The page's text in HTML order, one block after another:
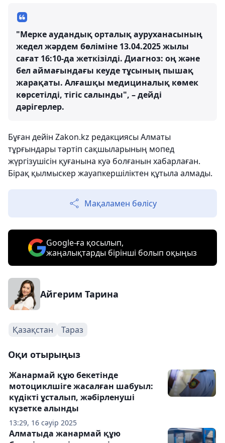
"Мерке аудандық орталық ауруханасының
жедел жәрдем бөліміне 13.04.2025 жылы
сағат 16:10-да жеткізілді. Диагноз: оң және
бел аймағындағы кеуде тұсының пышақ
жарақаты. Алғашқы медициналық көмек
көрсетілді, тігіс салынды", – дейді
дәрігерлер.
Бұған дейін Zakon.kz редакциясы Алматы
тұрғындары тәртіп сақшыларының мопед
жүргізушісін қуғанына куә болғанын хабарлаған.
Бірақ қылмыскер жауапкершіліктен құтыла алмады.
Мақаламен бөлісу
Google-ға қосылып,
жаңалықтарды бірінші болып оқыңыз
Айгерим Тарина
Қазақстан Тараз
Оқи отырыңыз
13:29, 16 сәуір 2025
Жанармай құю бекетінде
мотоциклшіге жасалған шабуыл:
күдікті ұсталып, жәбірленуші
күзетке алынды
Алматыда жанармай құю